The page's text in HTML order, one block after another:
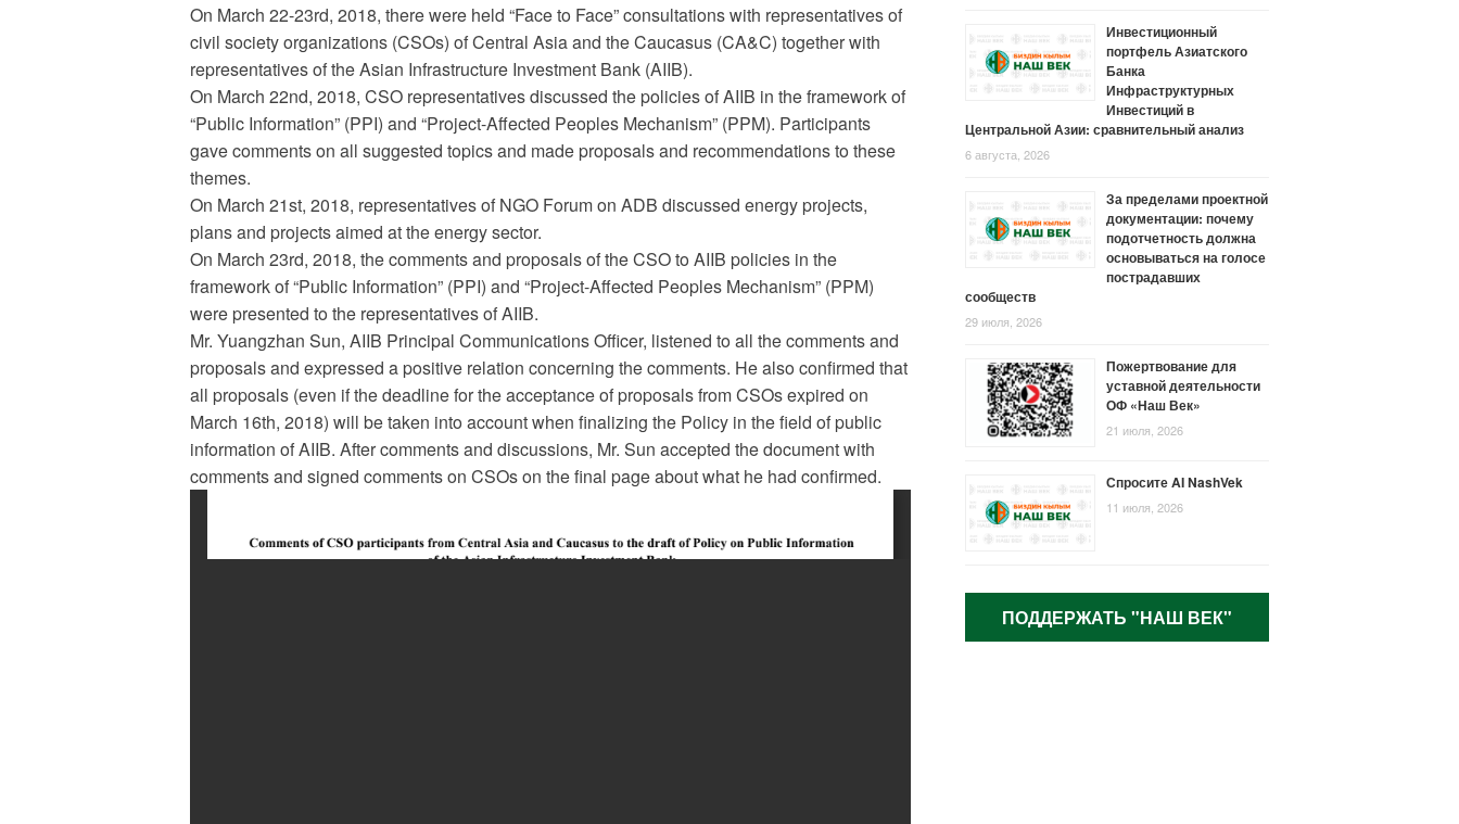
On March 22-23rd, 2018, there were held “Face to Face” consultations with representatives of
civil society organizations (CSOs) of Central Asia and the Caucasus (CA&C) together with
representatives of the Asian Infrastructure Investment Bank (AIIB).
On March 22nd, 2018, CSO representatives discussed the policies of AIIB in the framework of
“Public Information” (PPI) and “Project-Affected Peoples Mechanism” (PPM). Participants
gave comments on all suggested topics and made proposals and recommendations to these
themes.
On March 21st, 2018, representatives of NGO Forum on ADB discussed energy projects,
plans and projects aimed at the energy sector.
On March 23rd, 2018, the comments and proposals of the CSO to AIIB policies in the
framework of “Public Information” (PPI) and “Project-Affected Peoples Mechanism” (PPM)
were presented to the representatives of AIIB.
Mr. Yuangzhan Sun, AIIB Principal Communications Officer, listened to all the comments and
proposals and expressed a positive relation concerning the comments. He also confirmed that
all proposals (even if the deadline for the acceptance of proposals from CSOs expired on
March 16th, 2018) will be taken into account when finalizing the Policy in the field of public
information of AIIB. After comments and discussions, Mr. Sun accepted the document with
comments and signed comments on CSOs on the final page about what he had confirmed.
Инвестиционный
портфель Азиатского
Банка
Инфраструктурных
Инвестиций в
Центральной Азии: сравнительный анализ
6 августа, 2026
За пределами проектной
документации: почему
подотчетность должна
основываться на голосе
пострадавших
сообществ
29 июля, 2026
Пожертвование для
уставной деятельности
ОФ «Наш Век»
21 июля, 2026
Спросите AI NashVek
11 июля, 2026
ПОДДЕРЖАТЬ "НАШ ВЕК"